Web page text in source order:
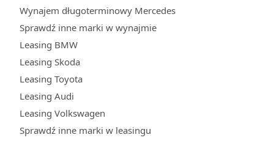
Wynajem długoterminowy Mercedes
Sprawdź inne marki w wynajmie
Leasing BMW
Leasing Skoda
Leasing Toyota
Leasing Audi
Leasing Volkswagen
Sprawdź inne marki w leasingu